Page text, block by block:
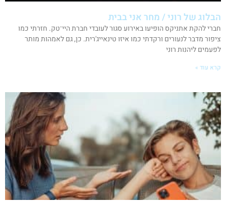
הבלוג של רוני / מחר אני בבית
חברי להקת אתניקס הופיעו באירוע סגור לעובדי חברת היי־טק. חזרתי כמו
ציפור מדבר לנעורים ורקדתי כמו איזו טינאייג'רית. כן, גם לאמהות מותר
לפעמים ליהנות רוני
קרא עוד »